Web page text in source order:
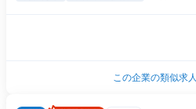
この企業の類似求